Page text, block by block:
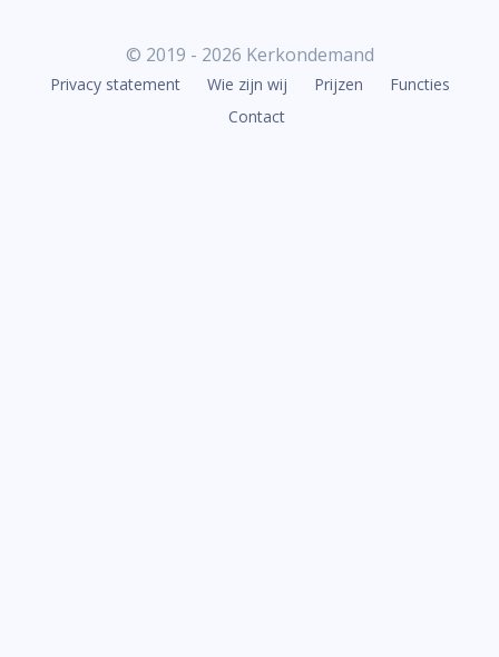
© 2019 - 2026 Kerkondemand
Privacy statement Wie zijn wij Prijzen
Functies
Contact